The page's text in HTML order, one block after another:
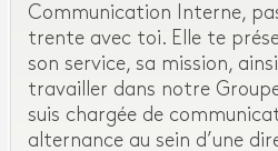
Communication Interne,
trente avec toi. Elle te
son service, sa mission,
travailler dans notre
suis chargée de
alternance au sein d’une